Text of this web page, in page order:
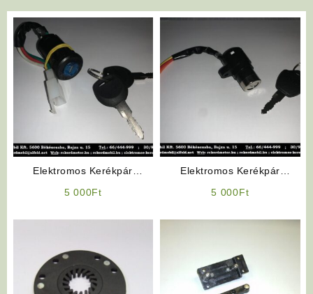
Elektromos Kerékpár
5 000Ft
Elektromos Kerékpár
5 000Ft